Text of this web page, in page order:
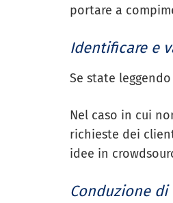
portare a
Identificare e
Se state
Nel caso in cui
richieste dei
idee in
Conduzione